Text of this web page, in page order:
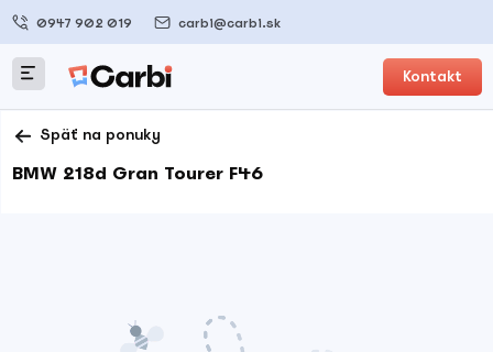
0947 902 019 carbi@carbi.sk
Kontakt
Späť na ponuky
BMW 218d Gran Tourer F46